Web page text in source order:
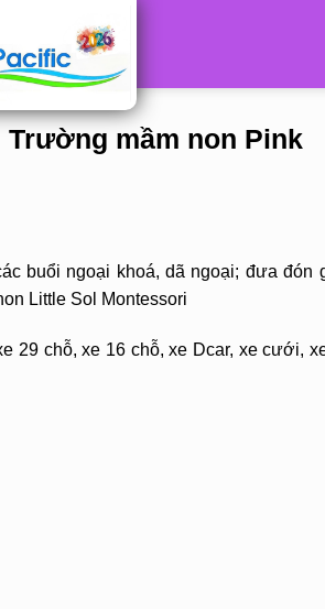
mầm non Pink
buổi ngoại khoá, dã ngoại; đưa đón
Little Sol Montessori
29 chỗ, xe 16 chỗ, xe Dcar, xe cưới,